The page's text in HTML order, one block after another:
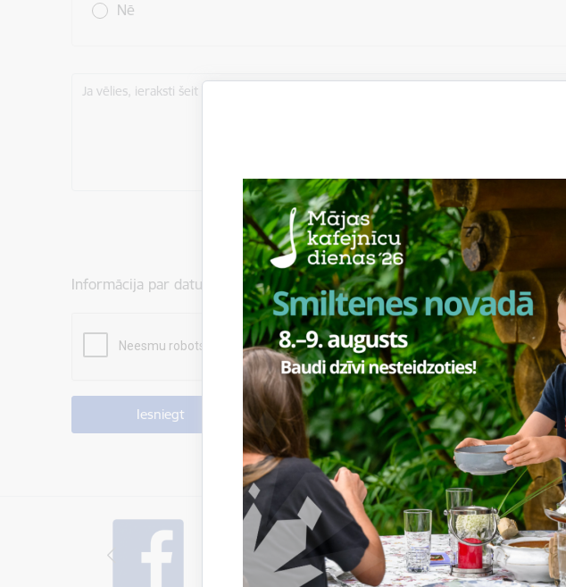
Nē
Ja vēlies, ieraksti šeit komentāru
Vēlos atstāt savu
Informācija par datu apstrādi ir atrodama sadaļā: